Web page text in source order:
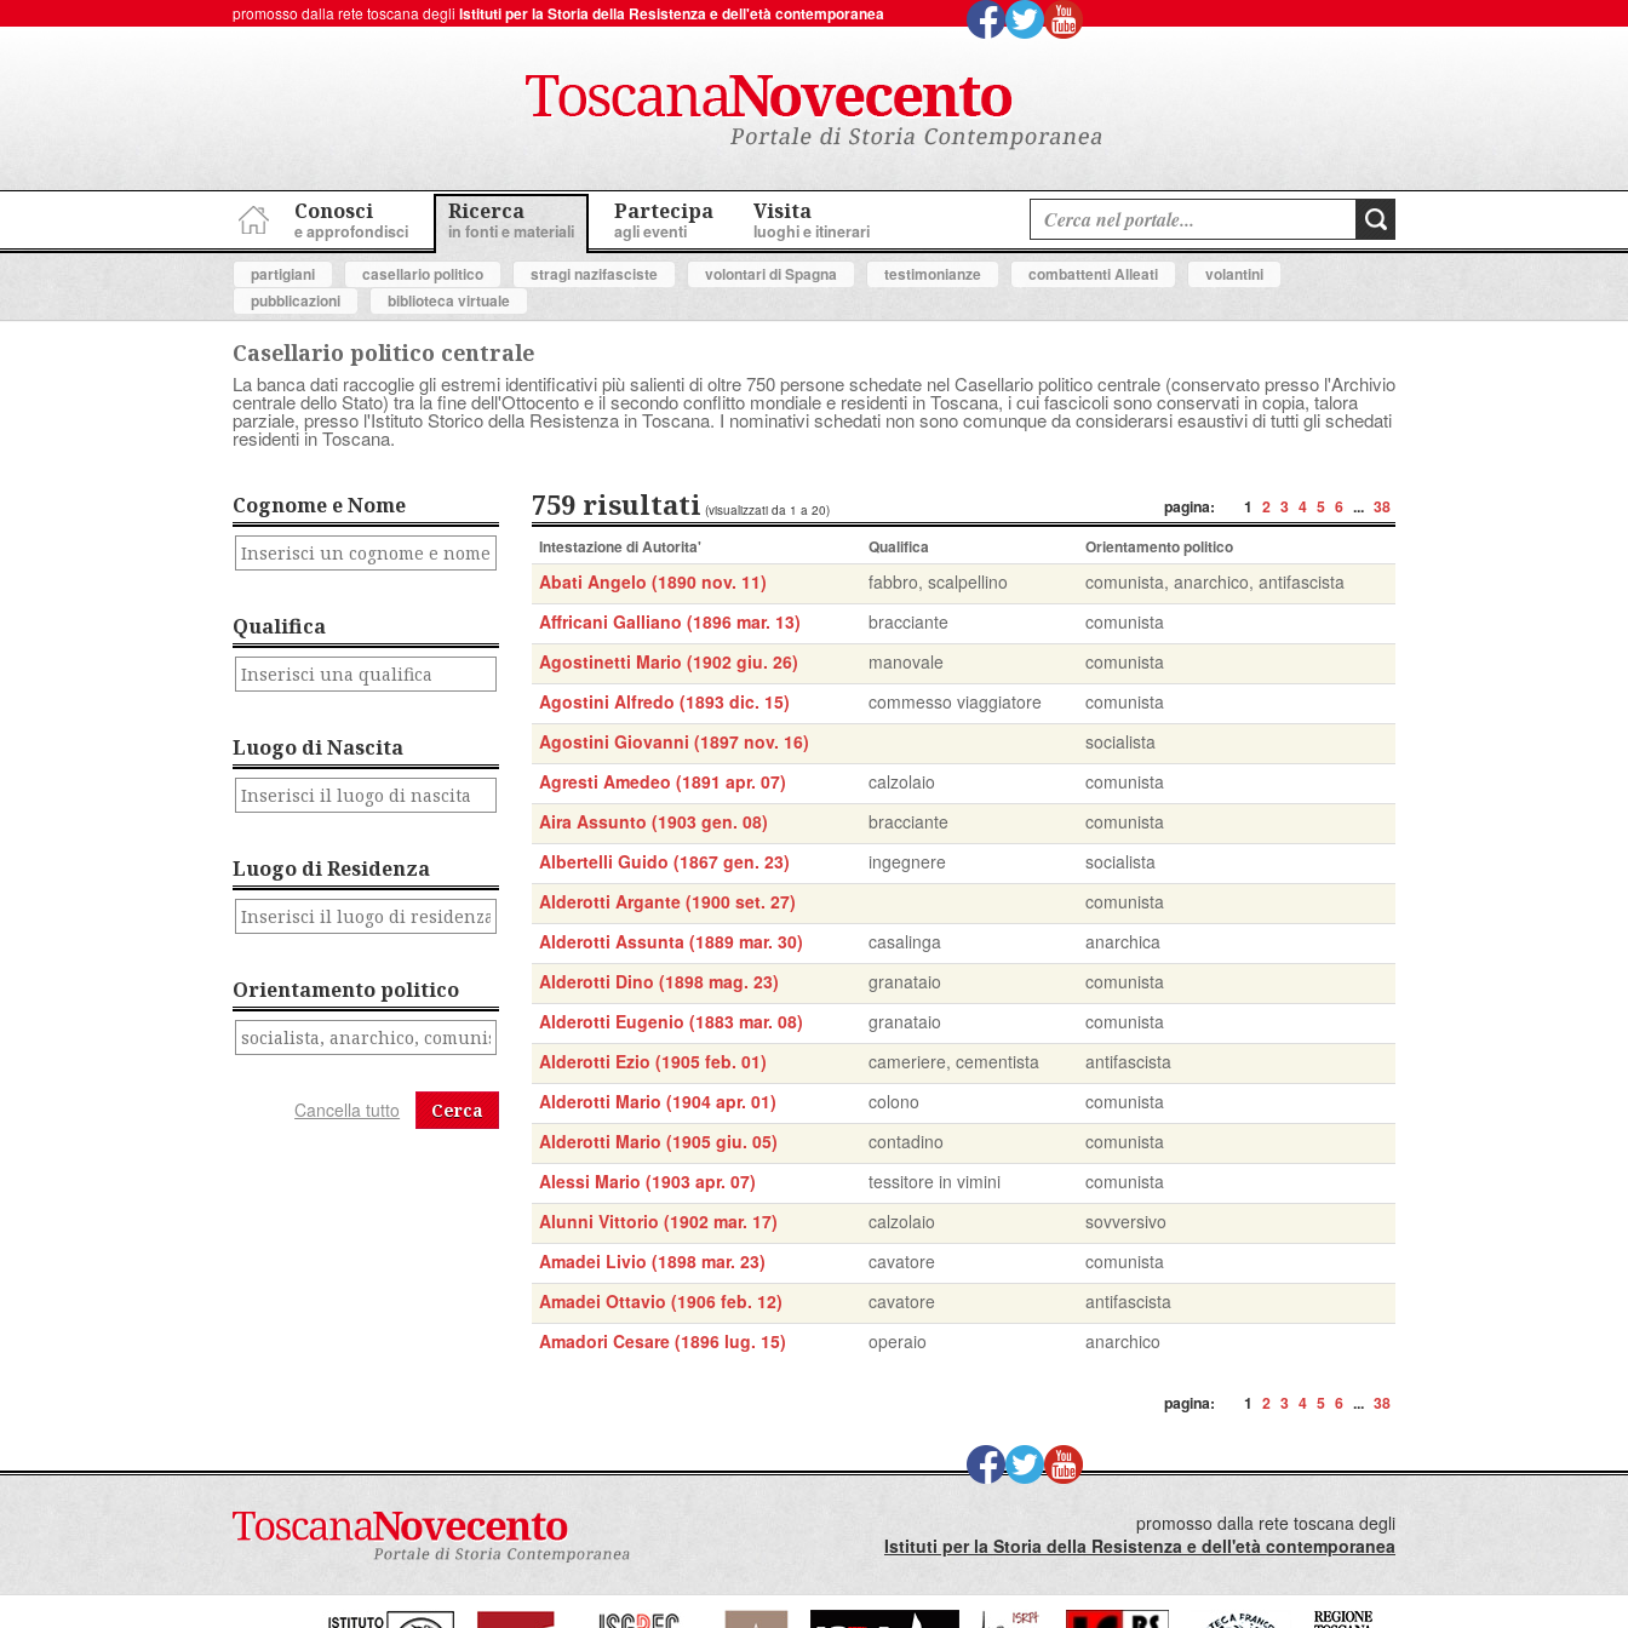
promosso dalla rete toscana degli Istituti per la Storia della Resistenza e dell'età contemporanea
Conosci
e approfondisci
Ricerca
in fonti e materiali
Partecipa
agli eventi
Visita
luoghi e itinerari
partigiani
casellario politico stragi nazifasciste volontari di Spagna testimonianze combattenti Alleati
volantini
pubblicazioni
biblioteca virtuale
Casellario politico centrale
La banca dati raccoglie gli estremi identificativi più salienti di oltre 750 persone schedate nel Casellario politico centrale (conservato presso l'Archivio
centrale dello Stato) tra la fine dell'Ottocento e il secondo conflitto mondiale e residenti in Toscana, i cui fascicoli sono conservati in copia, talora
parziale, presso l'Istituto Storico della Resistenza in Toscana. I nominativi schedati non sono comunque da considerarsi esaustivi di tutti gli schedati
residenti in Toscana.
Cognome e Nome
Qualifica
Luogo di Nascita
Luogo di Residenza
Orientamento politico
Cerca
pagina: 1 2 3 4 5 6 ... 38
759 risultati (visualizzati da 1 a 20)
Intestazione di Autorita' Qualifica Orientamento politico
Abati Angelo (1890 nov. 11) fabbro, scalpellino
comunista, anarchico, antifascista
Affricani Galliano (1896 mar. 13)
bracciante
comunista
Agostinetti Mario (1902 giu. 26)
manovale
comunista
Agostini Alfredo (1893 dic. 15)
commesso viaggiatore
comunista
Agostini Giovanni (1897 nov. 16)
socialista
Agresti Amedeo (1891 apr. 07)
calzolaio
comunista
Aira Assunto (1903 gen. 08)
bracciante
comunista
Albertelli Guido (1867 gen. 23)
ingegnere
socialista
Alderotti Argante (1900 set. 27)
comunista
Alderotti Assunta (1889 mar. 30)
casalinga
anarchica
Alderotti Dino (1898 mag. 23)
granataio
comunista
Alderotti Eugenio (1883 mar. 08)
granataio
comunista
Alderotti Ezio (1905 feb. 01)
cameriere, cementista
antifascista
Alderotti Mario (1904 apr. 01)
colono
comunista
Alderotti Mario (1905 giu. 05)
contadino
comunista
Alessi Mario (1903 apr. 07)
tessitore in vimini
comunista
Alunni Vittorio (1902 mar. 17)
calzolaio
sovversivo
Amadei Livio (1898 mar. 23)
cavatore
comunista
Amadei Ottavio (1906 feb. 12)
cavatore
antifascista
Amadori Cesare (1896 lug. 15)
operaio anarchico
pagina: 1 2 3 4 5 6 ... 38
promosso dalla rete toscana degli
Istituti per la Storia della Resistenza e dell'età contemporanea